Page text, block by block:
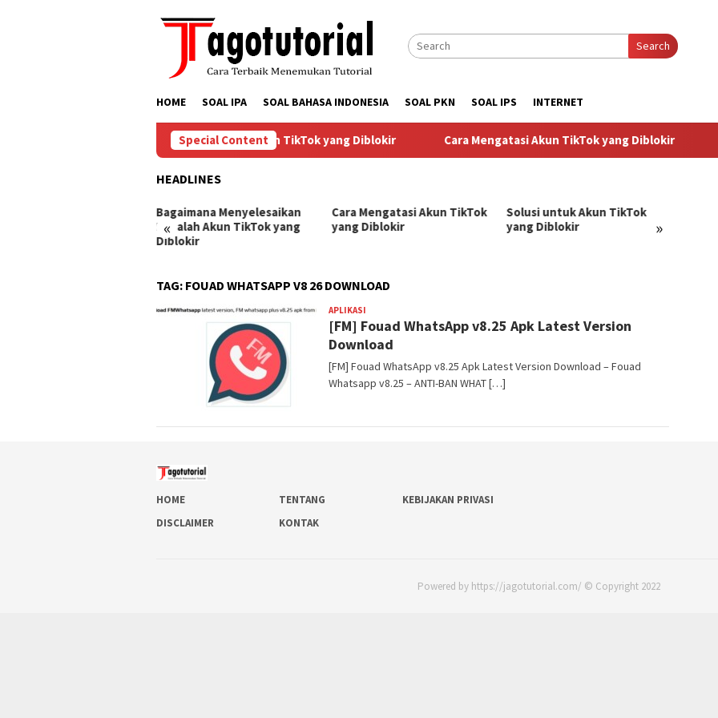
Search
HOME SOAL IPA SOAL BAHASA INDONESIA SOAL PKN SOAL IPS INTERNET
Special Content
Bagaimana Menyelesaikan Masalah Akun TikTok yang Diblokir Cara Mengatasi Akun TikTok yang Diblokir
HEADLINES
« »
Bagaimana Menyelesaikan
Masalah Akun TikTok yang
Diblokir
Cara Mengatasi Akun TikTok
yang Diblokir
Solusi untuk Akun TikTok
yang Diblokir
TAG: FOUAD WHATSAPP V8 26 DOWNLOAD
APLIKASI
[FM] Fouad WhatsApp v8.25 Apk Latest Version
Download
[FM] Fouad WhatsApp v8.25 Apk Latest Version Download – Fouad
Whatsapp v8.25 – ANTI-BAN WHAT […]
HOME TENTANG
KEBIJAKAN PRIVASI
DISCLAIMER
KONTAK
Powered by https://jagotutorial.com/ © Copyright 2022